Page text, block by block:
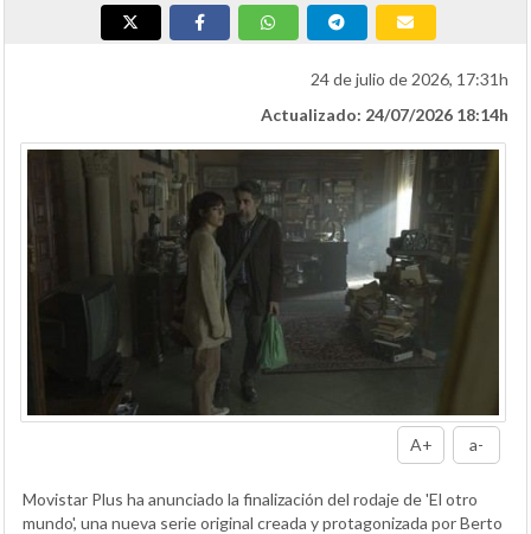
24 de julio de 2026, 17:31h
Actualizado: 24/07/2026 18:14h
A+ a-
Movistar Plus ha anunciado la finalización del rodaje de 'El otro
mundo', una nueva serie original creada y protagonizada por Berto